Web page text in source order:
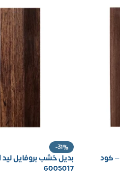
بديل خشب بروفايل ليد PS 12CM – كود
-31%
6005017